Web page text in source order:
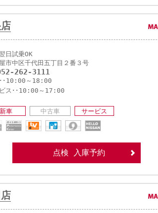
日試乗OK
市中区千代田五丁目２番３号
262-3111
･10:00～18:00
ス･･10:00～17:00
新車 中古車 サービス
点検 入庫予約